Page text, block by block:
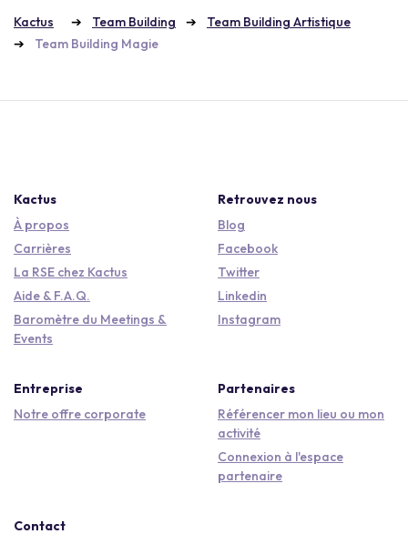
Kactus Team Building
Team Building Artistique
Team Building Magie
Kactus
À propos
Carrières
La RSE chez Kactus
Aide & F.A.Q.
Baromètre du Meetings &
Events
Retrouvez nous
Blog
Facebook
Twitter
Linkedin
Instagram
Entreprise
Notre offre corporate
Partenaires
Référencer mon lieu ou mon
activité
Connexion à l'espace
partenaire
Contact